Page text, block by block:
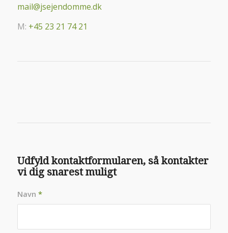
mail@jsejendomme.dk
M: +45 23 21 74 21
Udfyld kontaktformularen, så kontakter
vi dig snarest muligt
Navn *